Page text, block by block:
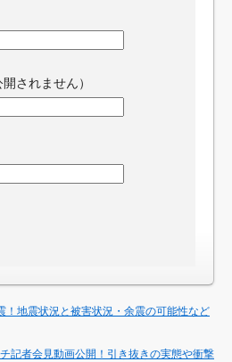
されません）
！地震状況と被害状況・余震の可能性など
記者会見動画公開！引き抜きの実態や衝撃